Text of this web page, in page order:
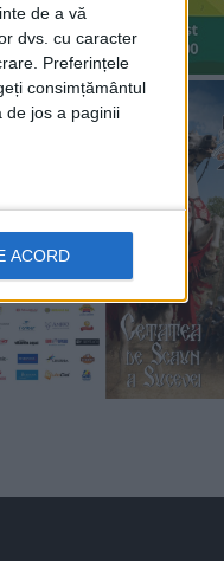
de a vă
dvs. cu caracter
Preferințele
consimțământul
de jos a paginii
ACORD